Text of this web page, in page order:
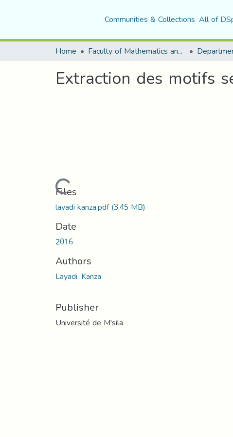
Communities & Collections All of
Home Faculty of Mathematics and Computer Science
Extraction des motifs
Loading...
Files
layadi kanza.pdf(3.45 MB)
Date
2016
Authors
Layadi, Kanza
Publisher
Université de M'sila